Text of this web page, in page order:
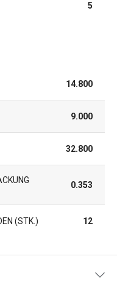
5
14.800
9.000
32.800
(
0.353
(STK.) 12